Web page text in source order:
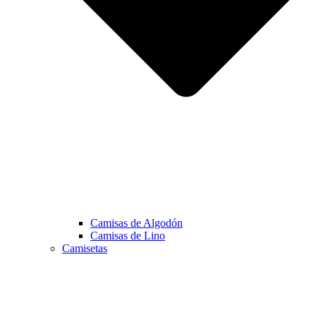
Camisas de Algodón
Camisas de Lino
Camisetas